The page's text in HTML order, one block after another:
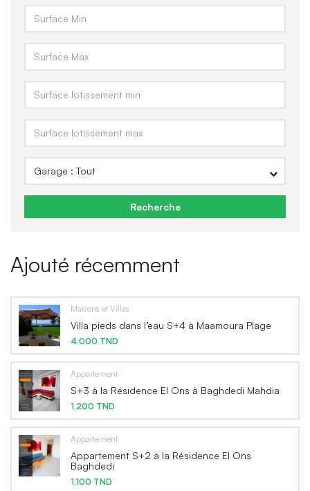
Recherche
Ajouté récemment
Maisons et Villas
Villa pieds dans l’eau S+4 à Maamoura Plage
4,000 TND
Appartement
S+3 à la Résidence El Ons à Baghdedi Mahdia
1,200 TND
Appartement
Appartement S+2 à la Résidence El Ons
Baghdedi
1,100 TND